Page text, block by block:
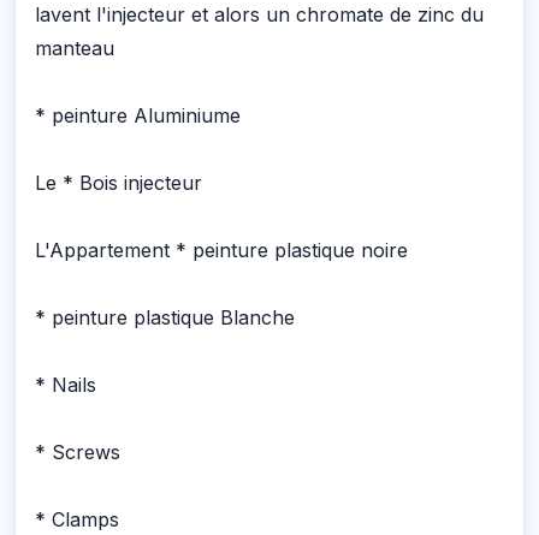
lavent l'injecteur et alors un chromate de zinc du
manteau
* peinture Aluminiume
Le * Bois injecteur
L'Appartement * peinture plastique noire
* peinture plastique Blanche
* Nails
* Screws
* Clamps